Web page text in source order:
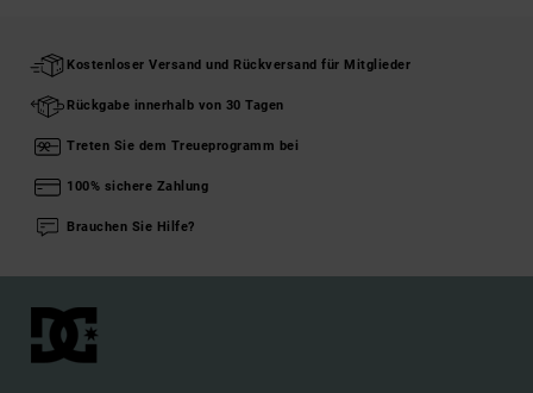
Kostenloser Versand und Rückversand für Mitglieder
Rückgabe innerhalb von 30 Tagen
Treten Sie dem Treueprogramm bei
100% sichere Zahlung
Brauchen Sie Hilfe?